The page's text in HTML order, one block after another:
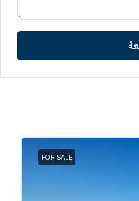
FOR SALE